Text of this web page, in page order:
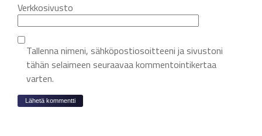
Verkkosivusto
Tallenna nimeni, sähköpostiosoitteeni ja sivustoni
tähän selaimeen seuraavaa kommentointikertaa
varten.